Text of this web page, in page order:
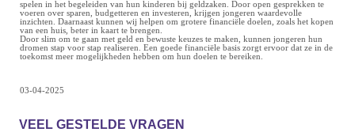
spelen in het begeleiden van hun kinderen bij geldzaken. Door open gesprekken te
voeren over sparen, budgetteren en investeren, krijgen jongeren waardevolle
inzichten. Daarnaast kunnen wij helpen om grotere financiële doelen, zoals het kopen
van een huis, beter in kaart te brengen.
Door slim om te gaan met geld en bewuste keuzes te maken, kunnen jongeren hun
dromen stap voor stap realiseren. Een goede financiële basis zorgt ervoor dat ze in de
toekomst meer mogelijkheden hebben om hun doelen te bereiken.
03-04-2025
VEEL GESTELDE VRAGEN